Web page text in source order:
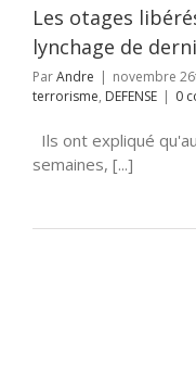
Les otages
lynchage de
ParAndre | novembre
terrorisme, DEFENSE | 0
Ils ont expliqué
semaines, [...]